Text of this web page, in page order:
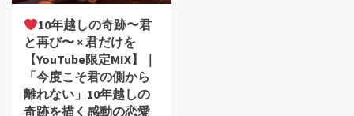
10年越しの奇跡〜君
と再び〜 × 君だけを
【YouTube限定MIX】｜
「今度こそ君の側から
離れない」10年越しの
奇跡を描く感動の恋愛